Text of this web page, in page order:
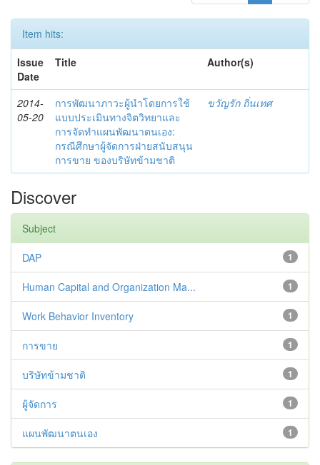
Item hits:
Issue
Date
Title Author(s)
2014-
05-20
การพัฒนาภาวะผู้นำโดยการใช้
แบบประเมินทางจิตวิทยาและ
การจัดทำแผนพัฒนาตนเอง:
กรณีศึกษาผู้จัดการฝ่ายสนับสนุน
การขาย ของบริษัทข้ามชาติ
ขวัญรัก ถิ่นเทศ
Discover
Subject
1
DAP
1
Human Capital and Organization Ma...
1
Work Behavior Inventory
1
การขาย
1
บริษัทข้ามชาติ
1
ผู้จัดการ
1
แผนพัฒนาตนเอง